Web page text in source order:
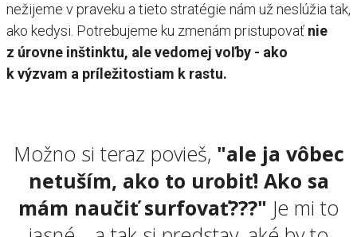
nežijeme v praveku a tieto stratégie nám už neslúžia tak,
ako kedysi. Potrebujeme ku zmenám pristupovať nie
z úrovne inštinktu, ale vedomej voľby - ako
k výzvam a príležitostiam k rastu.
Možno si teraz povieš, "ale ja vôbec
netuším, ako to urobiť! Ako sa
mám naučiť surfovať???" Je mi to